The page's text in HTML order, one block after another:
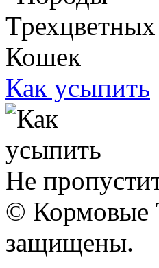
Как усыпить
Не
© Кормовые
защищены.